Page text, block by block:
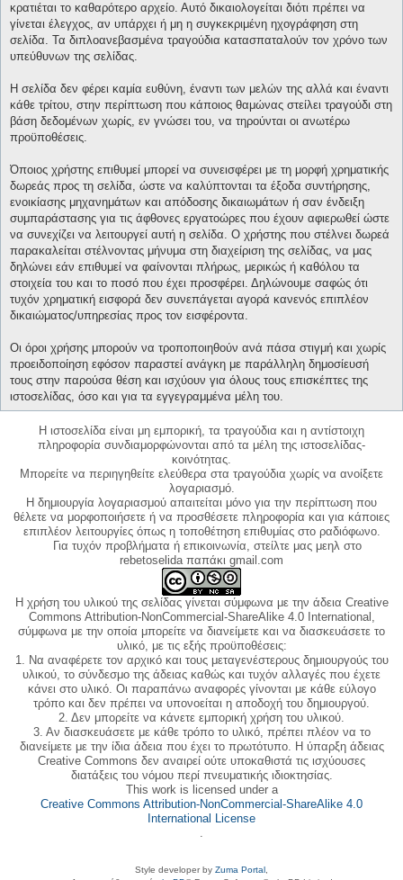
κρατιέται το καθαρότερο αρχείο. Αυτό δικαιολογείται διότι πρέπει να
γίνεται έλεγχος, αν υπάρχει ή μη η συγκεκριμένη ηχογράφηση στη
σελίδα. Τα διπλοανεβασμένα τραγούδια κατασπαταλούν τον χρόνο των
υπεύθυνων της σελίδας.
Η σελίδα δεν φέρει καμία ευθύνη, έναντι των μελών της αλλά και έναντι
κάθε τρίτου, στην περίπτωση που κάποιος θαμώνας στείλει τραγούδι στη
βάση δεδομένων χωρίς, εν γνώσει του, να τηρούνται οι ανωτέρω
προϋποθέσεις.
Όποιος χρήστης επιθυμεί μπορεί να συνεισφέρει με τη μορφή χρηματικής
δωρεάς προς τη σελίδα, ώστε να καλύπτονται τα έξοδα συντήρησης,
ενοικίασης μηχανημάτων και απόδοσης δικαιωμάτων ή σαν ένδειξη
συμπαράστασης για τις άφθονες εργατοώρες που έχουν αφιερωθεί ώστε
να συνεχίζει να λειτουργεί αυτή η σελίδα. Ο χρήστης που στέλνει δωρεά
παρακαλείται στέλνοντας μήνυμα στη διαχείριση της σελίδας, να μας
δηλώνει εάν επιθυμεί να φαίνονται πλήρως, μερικώς ή καθόλου τα
στοιχεία του και το ποσό που έχει προσφέρει. Δηλώνουμε σαφώς ότι
τυχόν χρηματική εισφορά δεν συνεπάγεται αγορά κανενός επιπλέον
δικαιώματος/υπηρεσίας προς τον εισφέροντα.
Οι όροι χρήσης μπορούν να τροποποιηθούν ανά πάσα στιγμή και χωρίς
προειδοποίηση εφόσον παραστεί ανάγκη με παράλληλη δημοσίευσή
τους στην παρούσα θέση και ισχύουν για όλους τους επισκέπτες της
ιστοσελίδας, όσο και για τα εγγεγραμμένα μέλη του.
Η ιστοσελίδα είναι μη εμπορική, τα τραγούδια και η αντίστοιχη
πληροφορία συνδιαμορφώνονται από τα μέλη της ιστοσελίδας-
κοινότητας.
Μπορείτε να περιηγηθείτε ελεύθερα στα τραγούδια χωρίς να ανοίξετε
λογαριασμό.
Η δημιουργία λογαριασμού απαιτείται μόνο για την περίπτωση που
θέλετε να μορφοποιήσετε ή να προσθέσετε πληροφορία και για κάποιες
επιπλέον λειτουργίες όπως η τοποθέτηση επιθυμίας στο ραδιόφωνο.
Για τυχόν προβλήματα ή επικοινωνία, στείλτε μας μεηλ στο
rebetoselida παπάκι gmail.com
Η χρήση του υλικού της σελίδας γίνεται σύμφωνα με την άδεια Creative
Commons Attribution-NonCommercial-ShareAlike 4.0 International,
σύμφωνα με την οποία μπορείτε να διανείμετε και να διασκευάσετε το
υλικό, με τις εξής προϋποθέσεις:
1. Να αναφέρετε τον αρχικό και τους μεταγενέστερους δημιουργούς του
υλικού, το σύνδεσμο της άδειας καθώς και τυχόν αλλαγές που έχετε
κάνει στο υλικό. Οι παραπάνω αναφορές γίνονται με κάθε εύλογο
τρόπο και δεν πρέπει να υπονοείται η αποδοχή του δημιουργού.
2. Δεν μπορείτε να κάνετε εμπορική χρήση του υλικού.
3. Αν διασκευάσετε με κάθε τρόπο το υλικό, πρέπει πλέον να το
διανείμετε με την ίδια άδεια που έχει το πρωτότυπο. Η ύπαρξη άδειας
Creative Commons δεν αναιρεί ούτε υποκαθιστά τις ισχύουσες
διατάξεις του νόμου περί πνευματικής ιδιοκτησίας.
This work is licensed under a
Creative Commons Attribution-NonCommercial-ShareAlike 4.0
International License
.
Style developer by Zuma Portal